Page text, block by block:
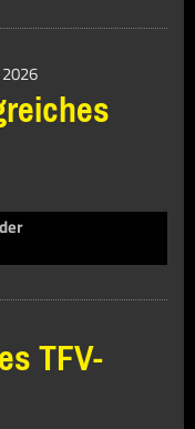
TFV-